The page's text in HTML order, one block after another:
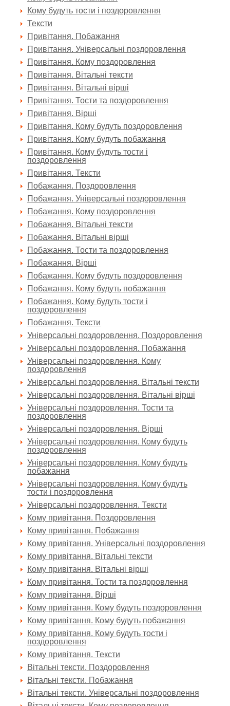
Кому будуть тости і поздоровлення
Тексти
Привітання. Побажання
Привітання. Універсальні поздоровлення
Привітання. Кому поздоровлення
Привітання. Вітальні тексти
Привітання. Вітальні вірші
Привітання. Тости та поздоровлення
Привітання. Вірші
Привітання. Кому будуть поздоровлення
Привітання. Кому будуть побажання
Привітання. Кому будуть тости і
поздоровлення
Привітання. Тексти
Побажання. Поздоровлення
Побажання. Універсальні поздоровлення
Побажання. Кому поздоровлення
Побажання. Вітальні тексти
Побажання. Вітальні вірші
Побажання. Тости та поздоровлення
Побажання. Вірші
Побажання. Кому будуть поздоровлення
Побажання. Кому будуть побажання
Побажання. Кому будуть тости і
поздоровлення
Побажання. Тексти
Універсальні поздоровлення. Поздоровлення
Універсальні поздоровлення. Побажання
Універсальні поздоровлення. Кому
поздоровлення
Універсальні поздоровлення. Вітальні тексти
Універсальні поздоровлення. Вітальні вірші
Універсальні поздоровлення. Тости та
поздоровлення
Універсальні поздоровлення. Вірші
Універсальні поздоровлення. Кому будуть
поздоровлення
Універсальні поздоровлення. Кому будуть
побажання
Універсальні поздоровлення. Кому будуть
тости і поздоровлення
Універсальні поздоровлення. Тексти
Кому привітання. Поздоровлення
Кому привітання. Побажання
Кому привітання. Універсальні поздоровлення
Кому привітання. Вітальні тексти
Кому привітання. Вітальні вірші
Кому привітання. Тости та поздоровлення
Кому привітання. Вірші
Кому привітання. Кому будуть поздоровлення
Кому привітання. Кому будуть побажання
Кому привітання. Кому будуть тости і
поздоровлення
Кому привітання. Тексти
Вітальні тексти. Поздоровлення
Вітальні тексти. Побажання
Вітальні тексти. Універсальні поздоровлення